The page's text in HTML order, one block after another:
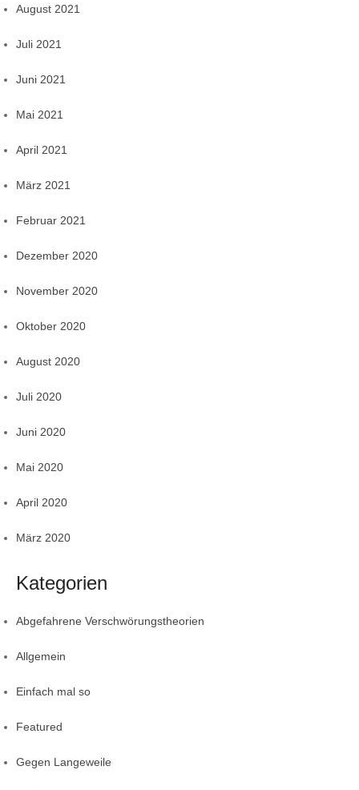
August 2021
Juli 2021
Juni 2021
Mai 2021
April 2021
März 2021
Februar 2021
Dezember 2020
November 2020
Oktober 2020
August 2020
Juli 2020
Juni 2020
Mai 2020
April 2020
März 2020
Kategorien
Abgefahrene Verschwörungstheorien
Allgemein
Einfach mal so
Featured
Gegen Langeweile